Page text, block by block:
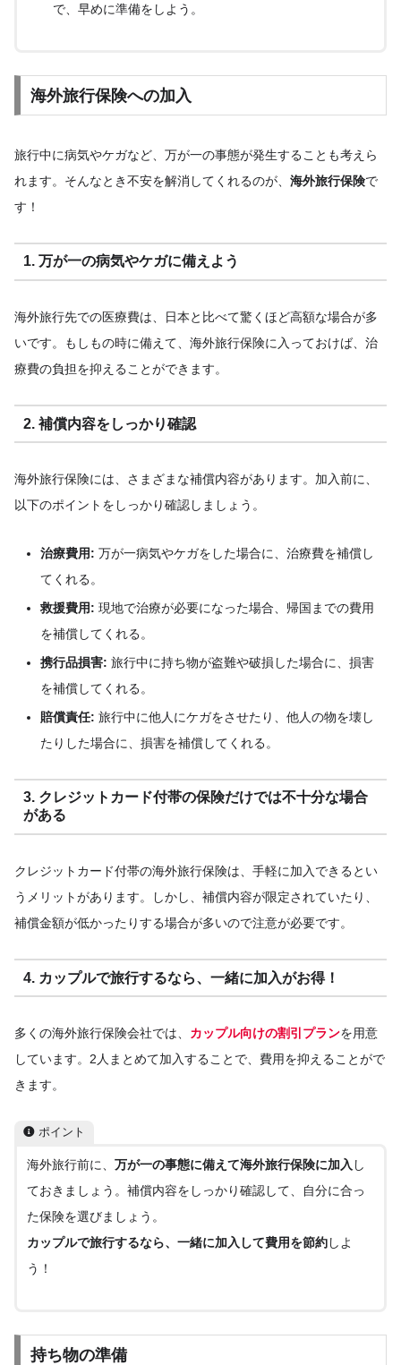
で、早めに準備をしよう。
海外旅行保険への加入
旅行中に病気やケガなど、万が一の事態が発生することも考えら
れます。そんなとき不安を解消してくれるのが、 海外旅行保険で
す！
1. 万が一の病気やケガに備えよう
海外旅行先での医療費は、日本と比べて驚くほど高額な場合が多
いです。もしもの時に備えて、海外旅行保険に入っておけば、治
療費の負担を抑えることができます。
2. 補償内容をしっかり確認
海外旅行保険には、さまざまな補償内容があります。加入前に、
以下のポイントをしっかり確認しましょう。
治療費用: 万が一病気やケガをした場合に、治療費を補償し
てくれる。
救援費用: 現地で治療が必要になった場合、帰国までの費用
を補償してくれる。
携行品損害: 旅行中に持ち物が盗難や破損した場合に、損害
を補償してくれる。
賠償責任: 旅行中に他人にケガをさせたり、他人の物を壊し
たりした場合に、損害を補償してくれる。
3. クレジットカード付帯の保険だけでは不十分な場合
がある
クレジットカード付帯の海外旅行保険は、手軽に加入できるとい
うメリットがあります。しかし、補償内容が限定されていたり、
補償金額が低かったりする場合が多いので注意が必要です。
4. カップルで旅行するなら、一緒に加入がお得！
多くの海外旅行保険会社では、 カップル向けの割引プランを用意
しています。2人まとめて加入することで、費用を抑えることがで
きます。
ポイント
海外旅行前に、万が一の事態に備えて海外旅行保険に加入 し
ておきましょう。補償内容をしっかり確認して、自分に合っ
た保険を選びましょう。
カップルで旅行するなら、一緒に加入して費用を節約しよ
う！
持ち物の準備